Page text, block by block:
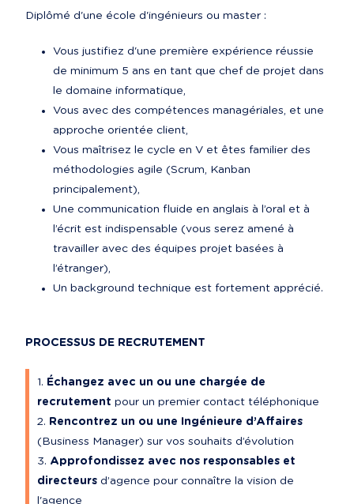
Diplômé d'une école d'ingénieurs ou master :
Vous justifiez d'une première expérience réussie
de minimum 5 ans en tant que chef de projet dans
le domaine informatique,
Vous avec des compétences managériales, et une
approche orientée client,
Vous maîtrisez le cycle en V et êtes familier des
méthodologies agile (Scrum, Kanban
principalement),
Une communication fluide en anglais à l’oral et à
l’écrit est indispensable (vous serez amené à
travailler avec des équipes projet basées à
l’étranger),
Un background technique est fortement apprécié.
PROCESSUS DE RECRUTEMENT
Échangez avec un ou une chargée de
recrutement pour un premier contact téléphonique
Rencontrez un ou une Ingénieure d’Affaires
(Business Manager) sur vos souhaits d’évolution
Approfondissez avec nos responsables et
directeurs d’agence pour connaître la vision de
l'agence